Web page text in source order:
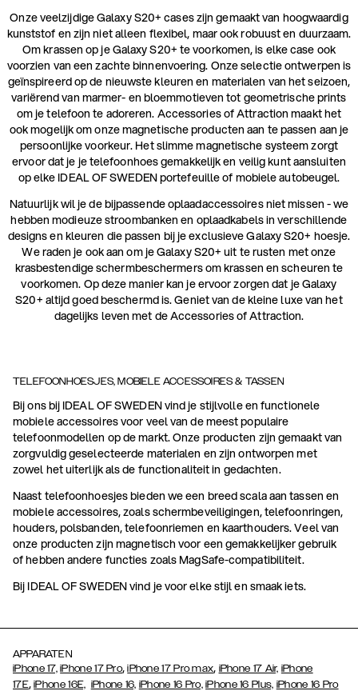
Onze veelzijdige Galaxy S20+ cases zijn gemaakt van hoogwaardig
kunststof en zijn niet alleen flexibel, maar ook robuust en duurzaam.
Om krassen op je Galaxy S20+ te voorkomen, is elke case ook
voorzien van een zachte binnenvoering. Onze selectie ontwerpen is
geïnspireerd op de nieuwste kleuren en materialen van het seizoen,
variërend van marmer- en bloemmotieven tot geometrische prints
om je telefoon te adoreren. Accessories of Attraction maakt het
ook mogelijk om onze magnetische producten aan te passen aan je
persoonlijke voorkeur. Het slimme magnetische systeem zorgt
ervoor dat je je telefoonhoes gemakkelijk en veilig kunt aansluiten
op elke IDEAL OF SWEDEN portefeuille of mobiele autobeugel.
Natuurlijk wil je de bijpassende oplaadaccessoires niet missen - we
hebben modieuze stroombanken en oplaadkabels in verschillende
designs en kleuren die passen bij je exclusieve Galaxy S20+ hoesje.
We raden je ook aan om je Galaxy S20+ uit te rusten met onze
krasbestendige schermbeschermers om krassen en scheuren te
voorkomen. Op deze manier kan je ervoor zorgen dat je Galaxy
S20+ altijd goed beschermd is. Geniet van de kleine luxe van het
dagelijks leven met de Accessories of Attraction.
TELEFOONHOESJES, MOBIELE ACCESSOIRES & TASSEN
Bij ons bij IDEAL OF SWEDEN vind je stijlvolle en functionele
mobiele accessoires voor veel van de meest populaire
telefoonmodellen op de markt. Onze producten zijn gemaakt van
zorgvuldig geselecteerde materialen en zijn ontworpen met
zowel het uiterlijk als de functionaliteit in gedachten.
Naast telefoonhoesjes bieden we een breed scala aan tassen en
mobiele accessoires, zoals schermbeveiligingen, telefoonringen,
houders, polsbanden, telefoonriemen en kaarthouders. Veel van
onze producten zijn magnetisch voor een gemakkelijker gebruik
of hebben andere functies zoals MagSafe-compatibiliteit.
Bij IDEAL OF SWEDEN vind je voor elke stijl en smaak iets.
APPARATEN
iPhone 17, iPhone 17 Pro,iPhone 17 Pro max, iPhone 17 Air, iPhone
17E,iPhone 16E, iPhone 16, iPhone 16 Pro, iPhone 16 Plus, iPhone 16 Pro